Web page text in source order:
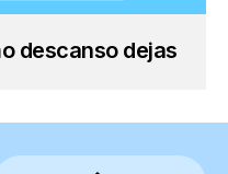
descanso dejas